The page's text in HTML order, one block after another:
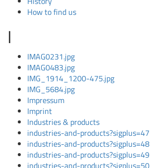
How to find us
I
IMAG0231.jpg
IMAG0483.jpg
IMG_1914_1200-475.jpg
IMG_5684.jpg
Impressum
Imprint
Industries & products
industries-and-products?sigplus=47
industries-and-products?sigplus=48
industries-and-products?sigplus=49